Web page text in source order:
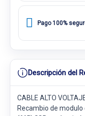
Pago 100%
Descripción del
CABLE ALTO
Recambio de